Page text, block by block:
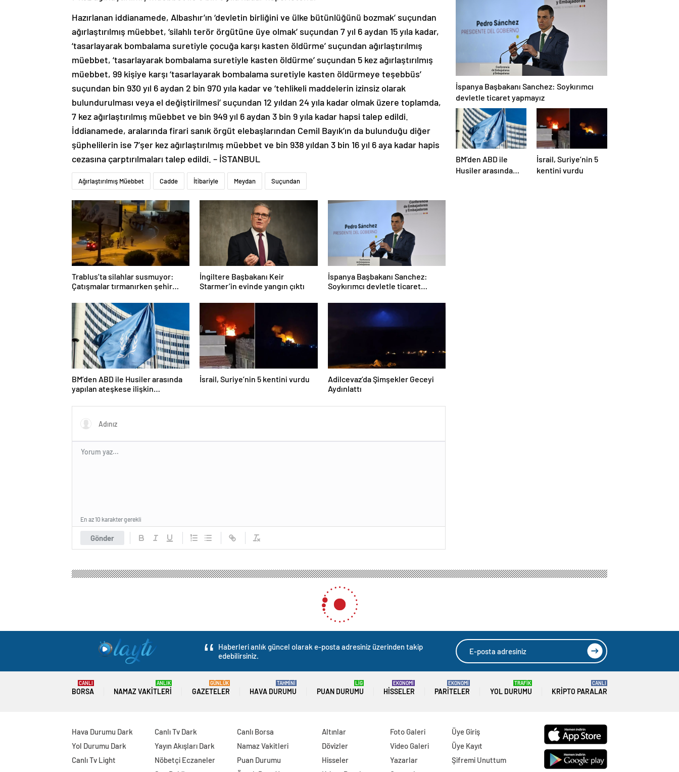
Hazırlanan iddianamede, Albashır’ın ‘devletin birliğini ve ülke bütünlüğünü bozmak’ suçundan
ağırlaştırılmış müebbet, ‘silahlı terör örgütüne üye olmak’ suçundan 7 yıl 6 aydan 15 yıla kadar,
‘tasarlayarak bombalama suretiyle çocuğa karşı kasten öldürme’ suçundan ağırlaştırılmış
müebbet, ‘tasarlayarak bombalama suretiyle kasten öldürme’ suçundan 5 kez ağırlaştırılmış
müebbet, 99 kişiye karşı ‘tasarlayarak bombalama suretiyle kasten öldürmeye teşebbüs’
suçundan bin 930 yıl 6 aydan 2 bin 970 yıla kadar ve ‘tehlikeli maddelerin izinsiz olarak
bulundurulması veya el değiştirilmesi’ suçundan 12 yıldan 24 yıla kadar olmak üzere toplamda,
7 kez ağırlaştırılmış müebbet ve bin 949 yıl 6 aydan 3 bin 9 yıla kadar hapsi talep edildi.
İddianamede, aralarında firari sanık örgüt elebaşlarından Cemil Bayık’ın da bulunduğu diğer
şüphelilerin ise 7’şer kez ağırlaştırılmış müebbet ve bin 938 yıldan 3 bin 16 yıl 6 aya kadar hapis
cezasına çarptırılmaları talep edildi. – İSTANBUL
Ağırlaştırılmış Müebbet Cadde İtibariyle Meydan Suçundan
Trablus’ta silahlar susmuyor:
Çatışmalar tırmanırken şehir
İngiltere Başbakanı Keir
Starmer’in evinde yangın çıktı
İspanya Başbakanı Sanchez:
Soykırımcı devletle ticaret
BM’den ABD ile Husiler arasında
yapılan ateşkese ilişkin
İsrail, Suriye’nin 5 kentini vurdu
Adilcevaz’da Şimşekler Geceyi
Aydınlattı
Gönder
En az 10 karakter gerekli
İspanya Başbakanı Sanchez: Soykırımcı
devletle ticaret yapmayız
BM’den ABD ile
Husiler arasında
İsrail, Suriye’nin 5
kentini vurdu
Haberleri anlık güncel olarak e-posta adresiniz üzerinden takip
edebilirsiniz.
BORSA
CANLI
NAMAZ VAKITLERI
ANLIK
GAZETELER
GÜNLÜK
HAVA DURUMU
TAHMİNİ
PUAN DURUMU
LİG
HISSELER
EKONOMİ
PARITELER
EKONOMİ
YOL DURUMU
TRAFİK
KRIPTO PARALAR
CANLI
Hava Durumu Dark
Yol Durumu Dark
Canlı Tv Light
Canlı Tv Dark
Yayın Akışları Dark
Nöbetçi Eczaneler
Canlı Borsa
Namaz Vakitleri
Puan Durumu
Altınlar
Dövizler
Hisseler
Foto Galeri
Video Galeri
Yazarlar
Üye Giriş
Üye Kayıt
Şifremi Unuttum